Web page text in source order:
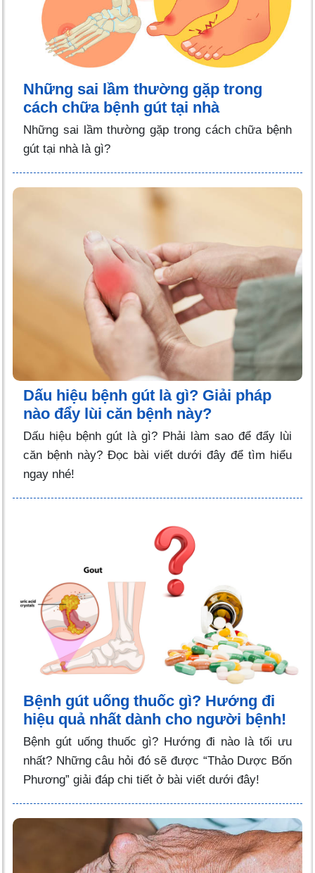
Những sai lầm thường gặp trong
cách chữa bệnh gút tại nhà
Những sai lầm thường gặp trong cách chữa bệnh
gút tại nhà là gì?
Dấu hiệu bệnh gút là gì? Giải pháp
nào đẩy lùi căn bệnh này?
Dấu hiệu bệnh gút là gì? Phải làm sao để đẩy lùi
căn bệnh này? Đọc bài viết dưới đây để tìm hiểu
ngay nhé!
Bệnh gút uống thuốc gì? Hướng đi
hiệu quả nhất dành cho người bệnh!
Bệnh gút uống thuốc gì? Hướng đi nào là tối ưu
nhất? Những câu hỏi đó sẽ được “Thảo Dược Bốn
Phương” giải đáp chi tiết ở bài viết dưới đây!